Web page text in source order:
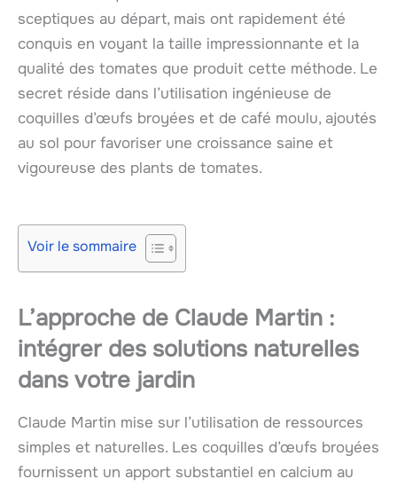
sceptiques au départ, mais ont rapidement été
conquis en voyant la taille impressionnante et la
qualité des tomates que produit cette méthode. Le
secret réside dans l’utilisation ingénieuse de
coquilles d’œufs broyées et de café moulu, ajoutés
au sol pour favoriser une croissance saine et
vigoureuse des plants de tomates.
Voir le sommaire
L’approche de Claude Martin :
intégrer des solutions naturelles
dans votre jardin
Claude Martin mise sur l’utilisation de ressources
simples et naturelles. Les coquilles d’œufs broyées
fournissent un apport substantiel en calcium au